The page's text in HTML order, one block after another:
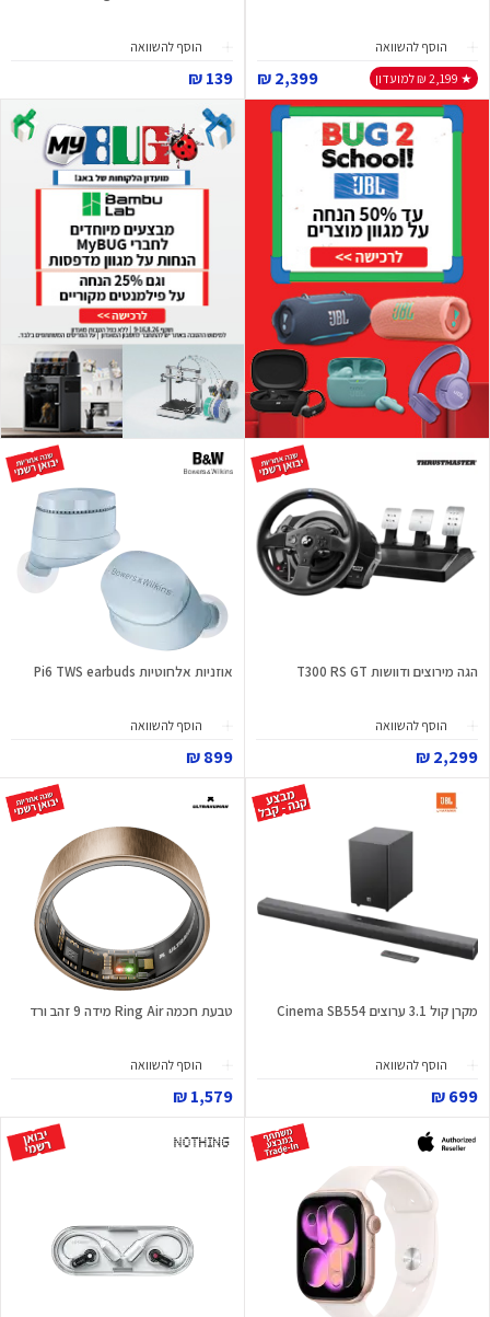
הוסף להשוואה
★ 2,199 ₪ למועדון
2,399 ₪
הוסף להשוואה
139 ₪
הגה מירוצים ודוושות T300 RS GT
הוסף להשוואה
2,299 ₪
אוזניות אלחוטיות Pi6 TWS earbuds
הוסף להשוואה
899 ₪
מקרן קול 3.1 ערוצים Cinema SB554
הוסף להשוואה
699 ₪
טבעת חכמה Ring Air מידה 9 זהב ורד
הוסף להשוואה
1,579 ₪